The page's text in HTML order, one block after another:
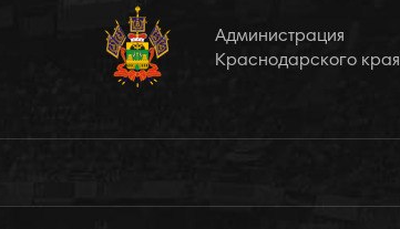
Администрация
Краснодарского края